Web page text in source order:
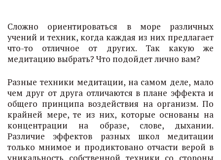
Сложно ориентироваться в море различных
учений и техник, когда каждая из них предлагает
что-то отличное от других. Так какую же
медитацию выбрать? Что подойдет лично вам?
Разные техники медитации, на самом деле, мало
чем друг от друга отличаются в плане эффекта и
общего принципа воздействия на организм. По
крайней мере, те из них, которые основаны на
концентрации на образе, слове, дыхании.
Различие эффектов разных школ медитации
только мнимое и продиктовано отчасти верой в